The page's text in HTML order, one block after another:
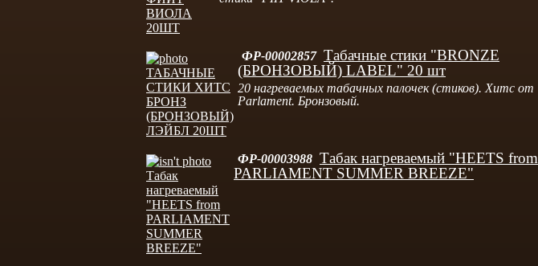
ФР-00002857 Табачные стики "BRONZE
(БРОНЗОВЫЙ) LABEL" 20 шт
20 нагреваемых табачных палочек (стиков). Хитс от
Parlament. Бронзовый.
ФР-00003988 Табак нагреваемый "HEETS from
PARLIAMENT SUMMER BREEZE"